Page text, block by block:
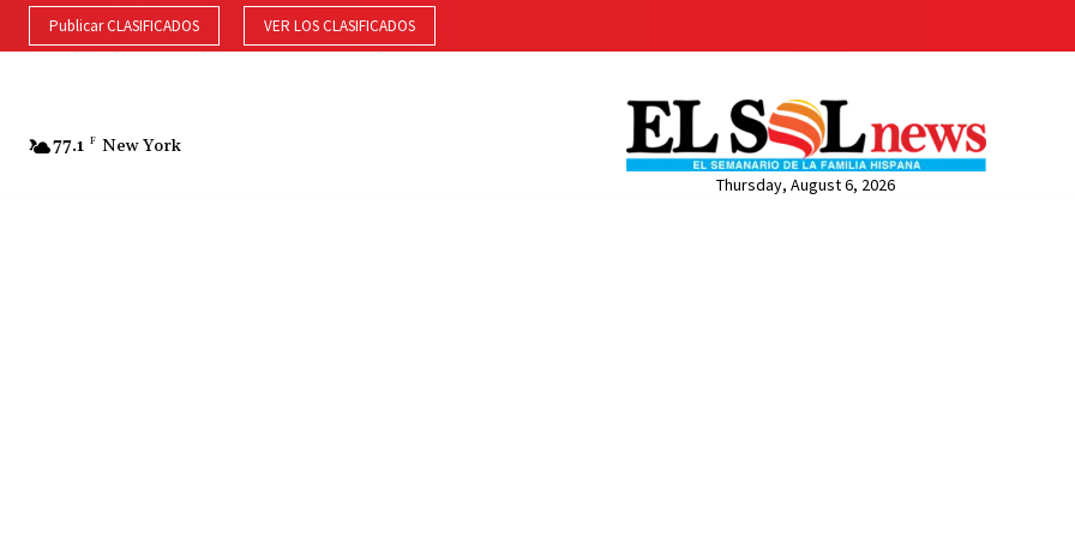
Publicar CLASIFICADOS VER LOS CLASIFICADOS
77.1 F New York
Thursday, August 6, 2026